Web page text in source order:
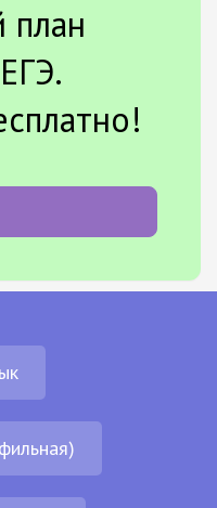
план